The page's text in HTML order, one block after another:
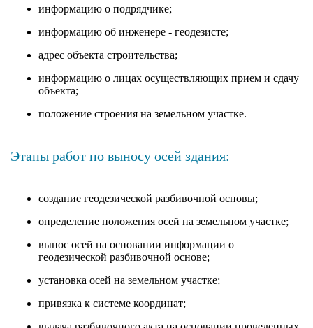
информацию о подрядчике;
информацию об инженере - геодезисте;
адрес объекта строительства;
информацию о лицах осуществляющих прием и сдачу
объекта;
положение строения на земельном участке.
Этапы работ по выносу осей здания:
создание геодезической разбивочной основы;
определение положения осей на земельном участке;
вынос осей на основании информации о
геодезической разбивочной основе;
установка осей на земельном участке;
привязка к системе координат;